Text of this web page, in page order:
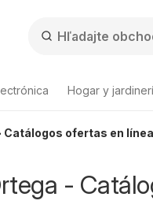
Hogar y
Catálogos ofertas en línea
-